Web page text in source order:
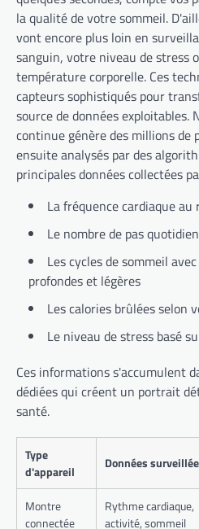
la qualité de votre sommeil.
vont encore plus loin en
sanguin, votre niveau de stress
température corporelle. Ces
capteurs sophistiqués pour
source de données exploitables.
continue génère des millions de
ensuite analysés par des
principales données collectées
La fréquence cardiaque
Le nombre de pas
Les cycles de sommeil
profondes et légères
Les calories brûlées selon
Le niveau de stress basé
Ces informations s'accumulent
dédiées qui créent un portrait
santé.
Type
d'appareil
Données
Montre
connectée
Rythme cardiaque,
activité, sommeil